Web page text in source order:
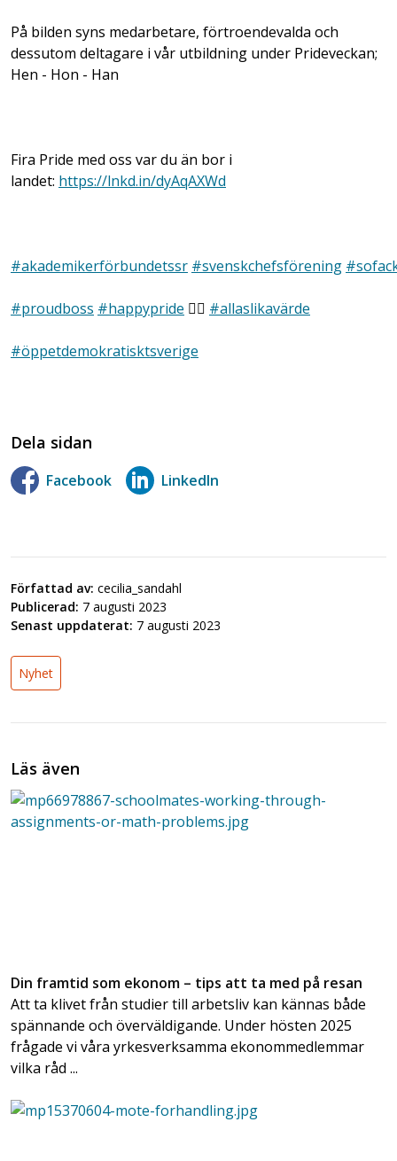
På bilden syns medarbetare, förtroendevalda och
dessutom deltagare i vår utbildning under Prideveckan;
Hen - Hon - Han
Fira Pride med oss var du än bor i
landet: https://lnkd.in/dyAqAXWd
#akademikerförbundetssr #svenskchefsförening
#proudboss #happypride 🏳️‍🌈 #allaslikavärde
#öppetdemokratisktsverige
Dela sidan
Facebook LinkedIn
Författad av: cecilia_sandahl
Publicerad: 7 augusti 2023
Senast uppdaterat: 7 augusti 2023
Nyhet
Läs även
Din framtid som ekonom – tips att ta med på resan
Att ta klivet från studier till arbetsliv kan kännas både
spännande och överväldigande. Under hösten 2025
frågade vi våra yrkesverksamma ekonommedlemmar
vilka råd ...